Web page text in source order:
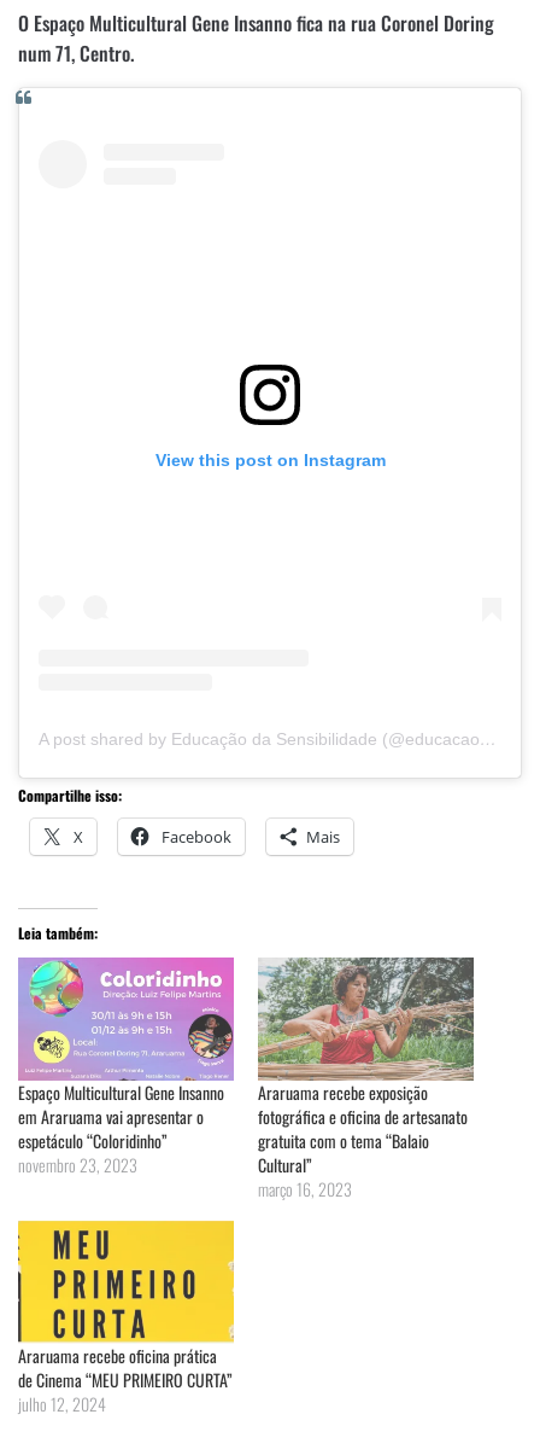
O Espaço Multicultural Gene Insanno fica na rua Coronel Doring
num 71, Centro.
View this post on Instagram
A post shared by Educação da Sensibilidade (@educacaodasensibilidade)
Compartilhe isso:
X Facebook Mais
Leia também:
Espaço Multicultural Gene Insanno
em Araruama vai apresentar o
espetáculo “Coloridinho”
novembro 23, 2023
Araruama recebe exposição
fotográfica e oficina de artesanato
gratuita com o tema “Balaio
Cultural”
março 16, 2023
Araruama recebe oficina prática
de Cinema “MEU PRIMEIRO CURTA”
julho 12, 2024